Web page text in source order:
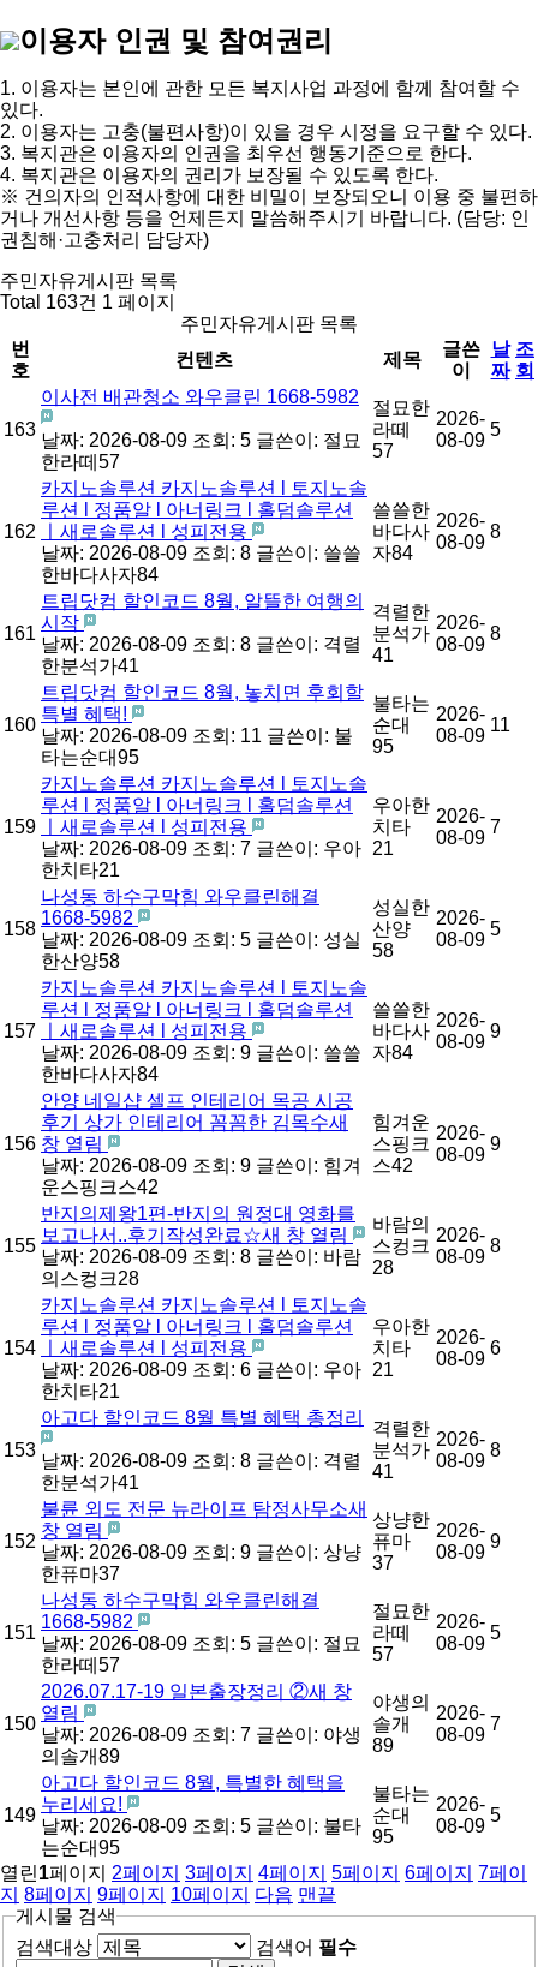
이용자 인권 및 참여권리
1. 이용자는 본인에 관한 모든 복지사업 과정에 함께 참여할 수
있다.
2. 이용자는 고충(불편사항)이 있을 경우 시정을 요구할 수 있다.
3. 복지관은 이용자의 인권을 최우선 행동기준으로 한다.
4. 복지관은 이용자의 권리가 보장될 수 있도록 한다.
※ 건의자의 인적사항에 대한 비밀이 보장되오니 이용 중 불편하
거나 개선사항 등을 언제든지 말씀해주시기 바랍니다. (담당: 인
권침해·고충처리 담당자)
주민자유게시판 목록
Total 163건 1 페이지
주민자유게시판 목록
번
호
컨텐츠 제목
글쓴
이
날
짜
조
회
163
이사전 배관청소 와우클린 1668-5982
날짜: 2026-08-09 조회: 5 글쓴이: 절묘
한라떼57
절묘한
라떼
57
2026-
08-09
5
162
카지노솔루션 카지노솔루션 l 토지노솔
루션 l 정품알 l 아너링크 l 홀덤솔루션
ㅣ새로솔루션 l 성피전용
날짜: 2026-08-09 조회: 8 글쓴이: 쓸쓸
한바다사자84
쓸쓸한
바다사
자84
2026-
08-09
8
161
트립닷컴 할인코드 8월, 알뜰한 여행의
시작
날짜: 2026-08-09 조회: 8 글쓴이: 격렬
한분석가41
격렬한
분석가
41
2026-
08-09
8
160
트립닷컴 할인코드 8월, 놓치면 후회할
특별 혜택!
날짜: 2026-08-09 조회: 11 글쓴이: 불
타는순대95
불타는
순대
95
2026-
08-09
11
159
카지노솔루션 카지노솔루션 l 토지노솔
루션 l 정품알 l 아너링크 l 홀덤솔루션
ㅣ새로솔루션 l 성피전용
날짜: 2026-08-09 조회: 7 글쓴이: 우아
한치타21
우아한
치타
21
2026-
08-09
7
158
나성동 하수구막힘 와우클린해결
1668-5982
날짜: 2026-08-09 조회: 5 글쓴이: 성실
한산양58
성실한
산양
58
2026-
08-09
5
157
카지노솔루션 카지노솔루션 l 토지노솔
루션 l 정품알 l 아너링크 l 홀덤솔루션
ㅣ새로솔루션 l 성피전용
날짜: 2026-08-09 조회: 9 글쓴이: 쓸쓸
한바다사자84
쓸쓸한
바다사
자84
2026-
08-09
9
156
안양 네일샵 셀프 인테리어 목공 시공
후기 상가 인테리어 꼼꼼한 김목수새
창 열림
날짜: 2026-08-09 조회: 9 글쓴이: 힘겨
운스핑크스42
힘겨운
스핑크
스42
2026-
08-09
9
155
반지의제왕1편-반지의 원정대 영화를
보고나서..후기작성완료☆새 창 열림
날짜: 2026-08-09 조회: 8 글쓴이: 바람
의스컹크28
바람의
스컹크
28
2026-
08-09
8
154
카지노솔루션 카지노솔루션 l 토지노솔
루션 l 정품알 l 아너링크 l 홀덤솔루션
ㅣ새로솔루션 l 성피전용
날짜: 2026-08-09 조회: 6 글쓴이: 우아
한치타21
우아한
치타
21
2026-
08-09
6
153
아고다 할인코드 8월 특별 혜택 총정리
날짜: 2026-08-09 조회: 8 글쓴이: 격렬
한분석가41
격렬한
분석가
41
2026-
08-09
8
152
불륜 외도 전문 뉴라이프 탐정사무소새
창 열림
날짜: 2026-08-09 조회: 9 글쓴이: 상냥
한퓨마37
상냥한
퓨마
37
2026-
08-09
9
151
나성동 하수구막힘 와우클린해결
1668-5982
날짜: 2026-08-09 조회: 5 글쓴이: 절묘
한라떼57
절묘한
라떼
57
2026-
08-09
5
150
2026.07.17-19 일본출장정리 ②새 창
열림
날짜: 2026-08-09 조회: 7 글쓴이: 야생
의솔개89
야생의
솔개
89
2026-
08-09
7
149
아고다 할인코드 8월, 특별한 혜택을
누리세요!
날짜: 2026-08-09 조회: 5 글쓴이: 불타
는순대95
불타는
순대
95
2026-
08-09
5
열린1페이지 2페이지 3페이지 4페이지 5페이지 6페이지 7페이
지 8페이지 9페이지 10페이지 다음 맨끝
게시물 검색
검색대상
검색어 필수